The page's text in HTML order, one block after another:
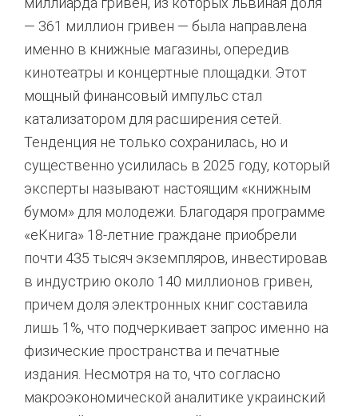
— 361 миллион гривен — была направлена
именно в книжные магазины, опередив
кинотеатры и концертные площадки. Этот
мощный финансовый импульс стал
катализатором для расширения сетей.
Тенденция не только сохранилась, но и
существенно усилилась в 2025 году, который
эксперты называют настоящим «книжным
бумом» для молодежи. Благодаря программе
«еКнига» 18-летние граждане приобрели
почти 435 тысяч экземпляров, инвестировав
в индустрию около 140 миллионов гривен,
причем доля электронных книг составила
лишь 1%, что подчеркивает запрос именно на
физические пространства и печатные
издания. Несмотря на то, что согласно
макроэкономической аналитике украинский